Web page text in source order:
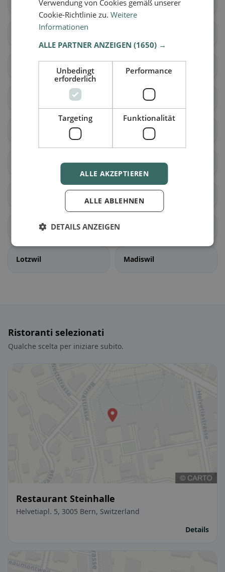
Radelfingen
Rapperswil (BE) Schüpfen
Aarwangen
Bannwil
Busswil bei Melchnau
Gondiswil
Lotzwil Madiswil
Ristoranti selezionati
Qualche scelta per iniziare subito.
Restaurant Steinhalle
Helvetiapl. 5, 3005 Bern, Switzerland
Details
Verwendung von Cookies gemäß unserer
Cookie-Richtlinie zu.Weitere
Informationen
ALLE PARTNER ANZEIGEN(1650) →
Unbedingt
erforderlich
Performance
Targeting Funktionalität
ALLE AKZEPTIEREN
ALLE ABLEHNEN
DETAILS ANZEIGEN